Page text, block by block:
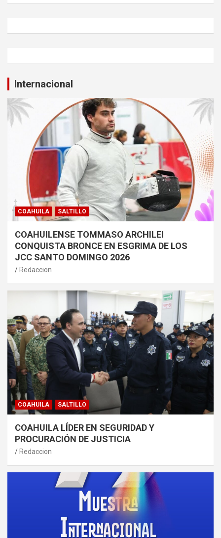
Internacional
COAHUILA SALTILLO
COAHUILENSE TOMMASO ARCHILEI
CONQUISTA BRONCE EN ESGRIMA DE LOS
JCC SANTO DOMINGO 2026
Redaccion
COAHUILA SALTILLO
COAHUILA LÍDER EN SEGURIDAD Y
PROCURACIÓN DE JUSTICIA
Redaccion